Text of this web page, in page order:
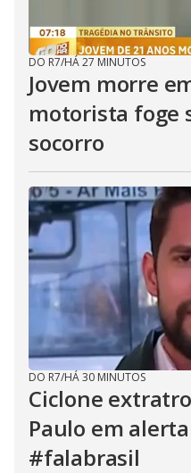
DO R7/HÁ 27 MINUTOS
Jovem morre
motorista foge
socorro
DO R7/HÁ 30 MINUTOS
Ciclone
Paulo em
#falabrasil